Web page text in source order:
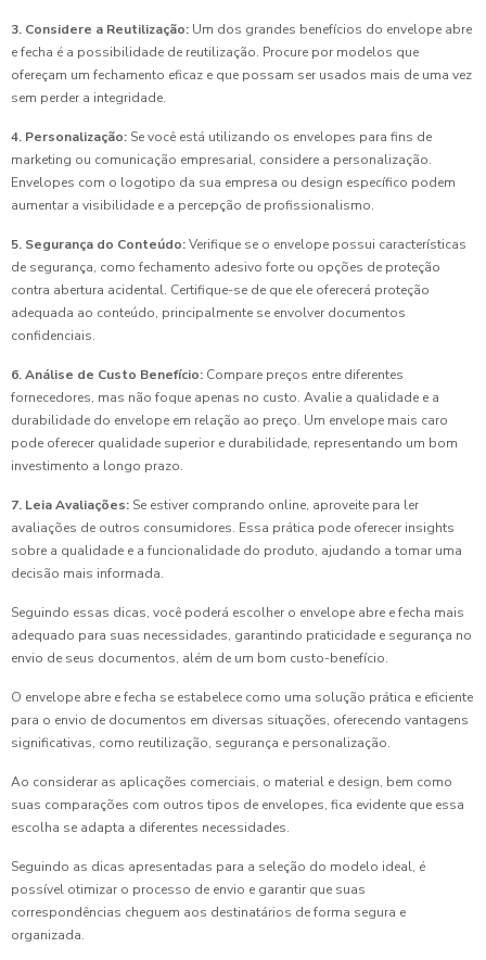
3. Considere a Reutilização: Um dos grandes benefícios do envelope abre
e fecha é a possibilidade de reutilização. Procure por modelos que
ofereçam um fechamento eficaz e que possam ser usados mais de uma vez
sem perder a integridade.
4. Personalização: Se você está utilizando os envelopes para fins de
marketing ou comunicação empresarial, considere a personalização.
Envelopes com o logotipo da sua empresa ou design específico podem
aumentar a visibilidade e a percepção de profissionalismo.
5. Segurança do Conteúdo:Verifique se o envelope possui características
de segurança, como fechamento adesivo forte ou opções de proteção
contra abertura acidental. Certifique-se de que ele oferecerá proteção
adequada ao conteúdo, principalmente se envolver documentos
confidenciais.
6. Análise de Custo Benefício: Compare preços entre diferentes
fornecedores, mas não foque apenas no custo. Avalie a qualidade e a
durabilidade do envelope em relação ao preço. Um envelope mais caro
pode oferecer qualidade superior e durabilidade, representando um bom
investimento a longo prazo.
7. Leia Avaliações: Se estiver comprando online, aproveite para ler
avaliações de outros consumidores. Essa prática pode oferecer insights
sobre a qualidade e a funcionalidade do produto, ajudando a tomar uma
decisão mais informada.
Seguindo essas dicas, você poderá escolher o envelope abre e fecha mais
adequado para suas necessidades, garantindo praticidade e segurança no
envio de seus documentos, além de um bom custo-benefício.
O envelope abre e fecha se estabelece como uma solução prática e eficiente
para o envio de documentos em diversas situações, oferecendo vantagens
significativas, como reutilização, segurança e personalização.
Ao considerar as aplicações comerciais, o material e design, bem como
suas comparações com outros tipos de envelopes, fica evidente que essa
escolha se adapta a diferentes necessidades.
Seguindo as dicas apresentadas para a seleção do modelo ideal, é
possível otimizar o processo de envio e garantir que suas
correspondências cheguem aos destinatários de forma segura e
organizada.